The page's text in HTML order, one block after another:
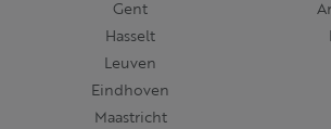
Gent
Hasselt
Leuven
Eindhoven
Maastricht